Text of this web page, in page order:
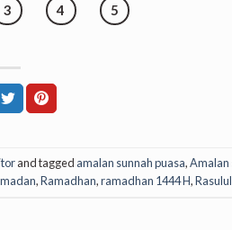
3 4 5
and tagged amalan sunnah puasa,Amalan
,Ramadhan,ramadhan 1444 H,